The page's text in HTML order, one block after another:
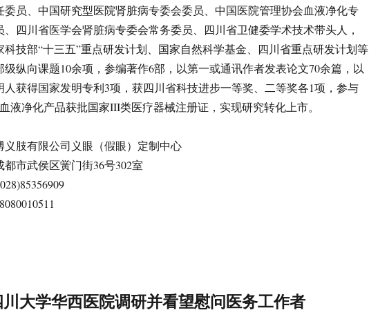
委员、中国研究型医院肾脏病专委会委员、中国医院管理协会血液净化专
、四川省医学会肾脏病专委会常务委员、四川省卫健委学术技术带头人，
科技部“十三五”重点研发计划、国家自然科学基金、四川省重点研发计划等
级纵向课题10余项，参编著作6部，以第一或通讯作者发表论文70余篇，以
人获得国家发明专利3项，获四川省科技进步一等奖、二等奖各1项，参与
液净化产品获批国家III类医疗器械注册证，实现研究转化上市。
义肢有限公司义眼（假眼）定制中心
都市武侯区黉门街36号302室
大学华西医院调研并看望慰问医务工作者